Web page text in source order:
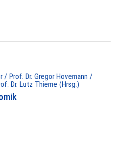
/ Prof. Dr. Gregor Hovemann /
Dr. Lutz Thieme (Hrsg.)